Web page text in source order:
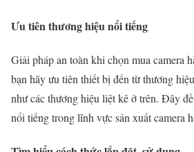
Ưu tiên thương hiệu nổi tiếng
Giải pháp an toàn khi chọn mua camera
bạn hãy ưu tiên thiết bị đến từ thương
như các thương hiệu liệt kê ở trên. Đây
nổi tiếng trong lĩnh vực sản xuất camera